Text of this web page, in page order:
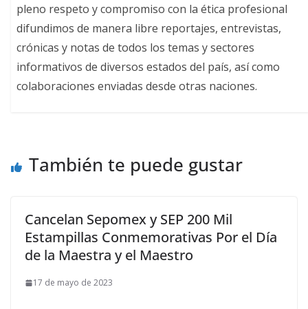
pleno respeto y compromiso con la ética profesional
difundimos de manera libre reportajes, entrevistas,
crónicas y notas de todos los temas y sectores
informativos de diversos estados del país, así como
colaboraciones enviadas desde otras naciones.
También te puede gustar
Cancelan Sepomex y SEP 200 Mil
Estampillas Conmemorativas Por el Día
de la Maestra y el Maestro
17 de mayo de 2023